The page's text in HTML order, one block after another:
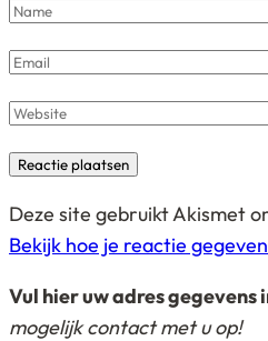
Name*
Email*
Website
Deze site gebruikt Akismet
Bekijk hoe je reactie
Vul hier uw adres gegevens
mogelijk contact met u op!